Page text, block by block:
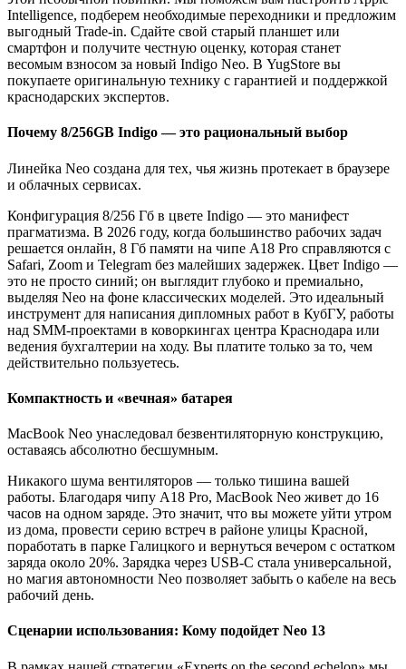
Intelligence, подберем необходимые переходники и предложим
выгодный Trade-in. Сдайте свой старый планшет или
смартфон и получите честную оценку, которая станет
весомым взносом за новый Indigo Neo. В YugStore вы
покупаете оригинальную технику с гарантией и поддержкой
краснодарских экспертов.
Почему 8/256GB Indigo — это рациональный выбор
Линейка Neo создана для тех, чья жизнь протекает в браузере
и облачных сервисах.
Конфигурация 8/256 Гб в цвете Indigo — это манифест
прагматизма. В 2026 году, когда большинство рабочих задач
решается онлайн, 8 Гб памяти на чипе A18 Pro справляются с
Safari, Zoom и Telegram без малейших задержек. Цвет Indigo —
это не просто синий; он выглядит глубоко и премиально,
выделяя Neo на фоне классических моделей. Это идеальный
инструмент для написания дипломных работ в КубГУ, работы
над SMM-проектами в коворкингах центра Краснодара или
ведения бухгалтерии на ходу. Вы платите только за то, чем
действительно пользуетесь.
Компактность и «вечная» батарея
MacBook Neo унаследовал безвентиляторную конструкцию,
оставаясь абсолютно бесшумным.
Никакого шума вентиляторов — только тишина вашей
работы. Благодаря чипу A18 Pro, MacBook Neo живет до 16
часов на одном заряде. Это значит, что вы можете уйти утром
из дома, провести серию встреч в районе улицы Красной,
поработать в парке Галицкого и вернуться вечером с остатком
заряда около 20%. Зарядка через USB-C стала универсальной,
но магия автономности Neo позволяет забыть о кабеле на весь
рабочий день.
Сценарии использования: Кому подойдет Neo 13